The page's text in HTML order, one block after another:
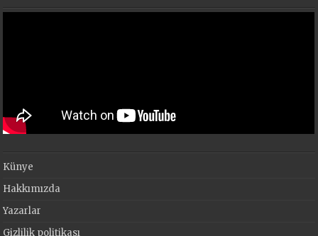
Künye
Hakkımızda
Yazarlar
Gizlilik politikası